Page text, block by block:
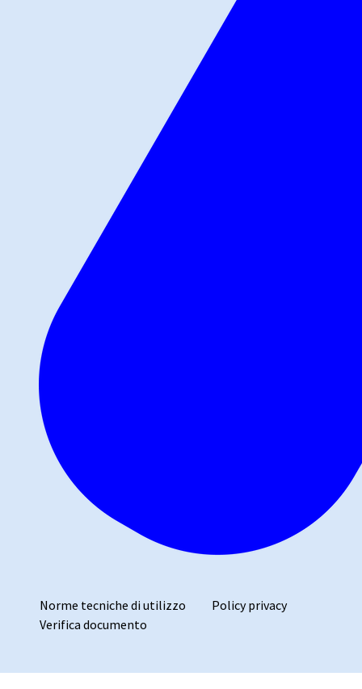
Norme tecniche di utilizzo
Policy privacy
Verifica documento